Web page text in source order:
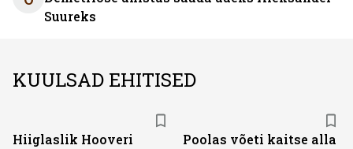
Suureks
KUULSAD EHITISED
Hiiglaslik Hooveri
Poolas võeti kaitse alla